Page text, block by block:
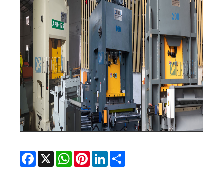
Facebook
X WhatsAppPinterestLinkedIn